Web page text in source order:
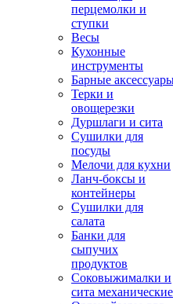
перцемолки и
ступки
Весы
Кухонные
инструменты
Барные
Терки и
овощерезки
Дуршлаги и сита
Сушилки для
посуды
Мелочи для кухни
Ланч-боксы и
контейнеры
Сушилки для
салата
Банки для
сыпучих
продуктов
Соковыжималки и
сита механические